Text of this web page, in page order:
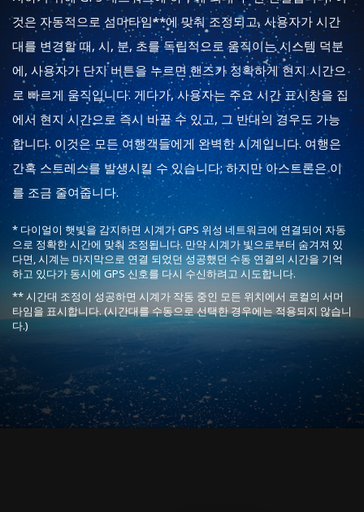
것은 자동적으로 섬머타임**에 맞춰 조정되고, 사용자가 시간
대를 변경할 때, 시, 분, 초를 독립적으로 움직이는 시스템 덕분
에, 사용자가 단지 버튼을 누르면 핸즈가 정확하게 현지 시간으
로 빠르게 움직입니다. 게다가, 사용자는 주요 시간 표시창을 집
에서 현지 시간으로 즉시 바꿀 수 있고, 그 반대의 경우도 가능
합니다. 이것은 모든 여행객들에게 완벽한 시계입니다. 여행은
간혹 스트레스를 발생시킬 수 있습니다; 하지만 아스트론은 이
를 조금 줄여줍니다.
* 다이얼이 햇빛을 감지하면 시계가 GPS 위성 네트워크에 연결되어 자동
으로 정확한 시간에 맞춰 조정됩니다. 만약 시계가 빛으로부터 숨겨져 있
다면, 시계는 마지막으로 연결 되었던 성공했던 수동 연결의 시간을 기억
하고 있다가 동시에 GPS 신호를 다시 수신하려고 시도합니다.
** 시간대 조정이 성공하면 시계가 작동 중인 모든 위치에서 로컬의 서머
타임을 표시합니다. (시간대를 수동으로 선택한 경우에는 적용되지 않습니
다.)